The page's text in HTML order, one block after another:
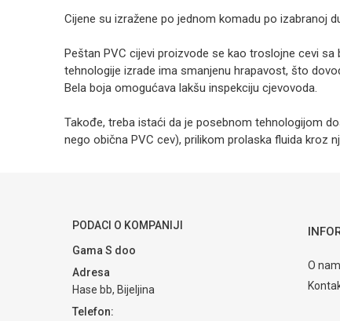
Cijene su izražene po jednom komadu po izabranoj
Peštan PVC cijevi proizvode se kao troslojne cevi
tehnologije izrade ima smanjenu hrapavost, što
Bela boja omogućava lakšu inspekciju cjevovoda.
Takođe, treba istaći da je posebnom tehnologijom
nego obična PVC cev), prilikom prolaska fluida kroz
Poruka
PODACI O KOMPANIJI
Gama S doo
Adresa
Hase bb, Bijeljina
Telefon:
O